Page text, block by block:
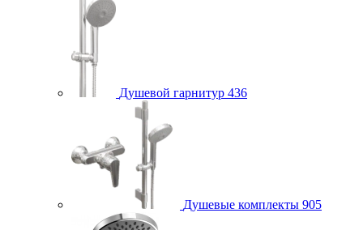
Душевой гарнитур 436
Душевые комплекты 905